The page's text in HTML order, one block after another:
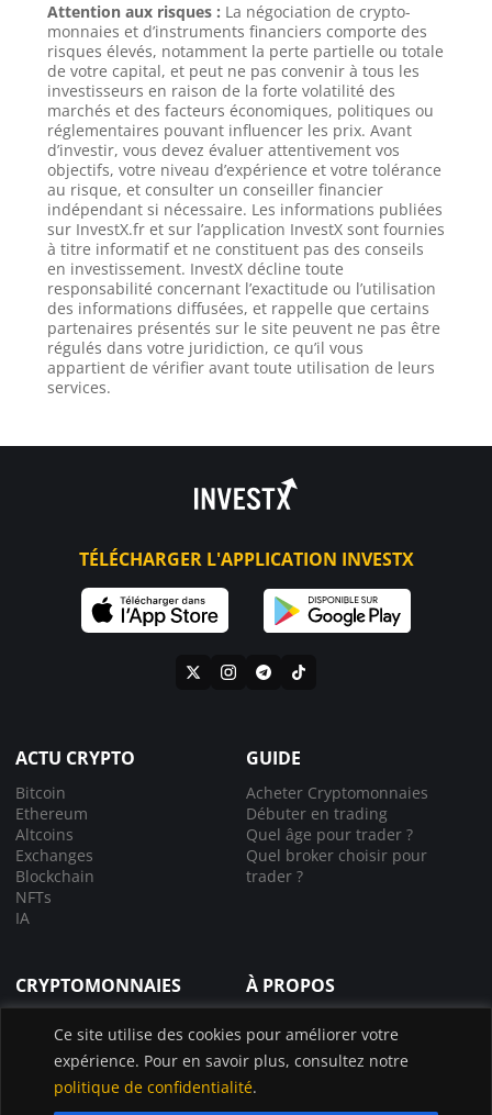
Ce site utilise des cookies pour améliorer votre
expérience. Pour en savoir plus, consultez notre
politique de confidentialité.
Attention aux risques : La négociation de crypto-
monnaies et d’instruments financiers comporte des
risques élevés, notamment la perte partielle ou totale
de votre capital, et peut ne pas convenir à tous les
investisseurs en raison de la forte volatilité des
marchés et des facteurs économiques, politiques ou
réglementaires pouvant influencer les prix. Avant
d’investir, vous devez évaluer attentivement vos
objectifs, votre niveau d’expérience et votre tolérance
au risque, et consulter un conseiller financier
indépendant si nécessaire. Les informations publiées
sur InvestX.fr et sur l’application InvestX sont fournies
à titre informatif et ne constituent pas des conseils
en investissement. InvestX décline toute
responsabilité concernant l’exactitude ou l’utilisation
des informations diffusées, et rappelle que certains
partenaires présentés sur le site peuvent ne pas être
régulés dans votre juridiction, ce qu’il vous
appartient de vérifier avant toute utilisation de leurs
services.
TÉLÉCHARGER L'APPLICATION INVESTX
ACTU CRYPTO
Bitcoin
Ethereum
Altcoins
Exchanges
Blockchain
NFTs
IA
GUIDE
Acheter Cryptomonnaies
Débuter en trading
Quel âge pour trader ?
Quel broker choisir pour
trader ?
CRYPTOMONNAIES
Lexique crypto
Choisir le bon exchange
Canal liquidations crypto
À PROPOS
Nous contacter
Application InvestX